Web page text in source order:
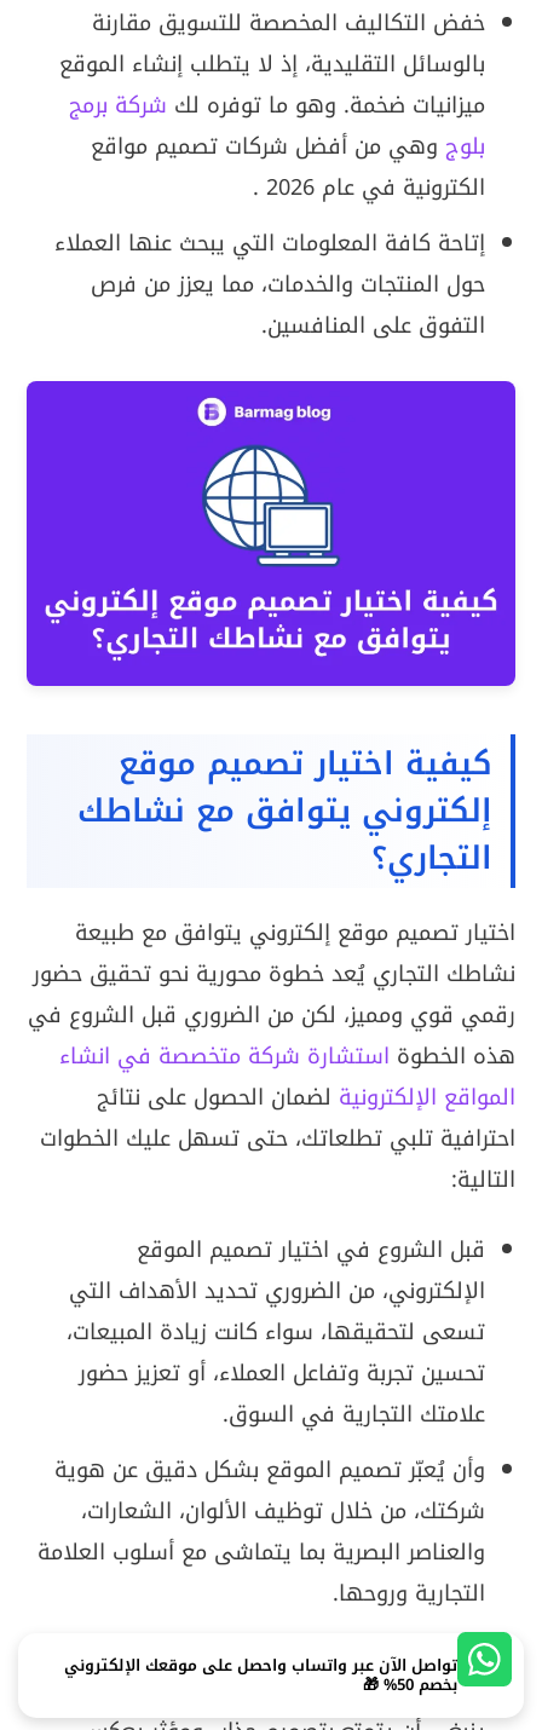
تواصل الآن عبر واتساب واحصل على موقعك الإلكتروني
بخصم 50% 🎁
خفض التكاليف المخصصة للتسويق مقارنة
بالوسائل التقليدية، إذ لا يتطلب إنشاء الموقع
ميزانيات ضخمة. وهو ما توفره لك شركة برمج
بلوج وهي من أفضل شركات تصميم مواقع
الكترونية في عام 2026 .
إتاحة كافة المعلومات التي يبحث عنها العملاء
حول المنتجات والخدمات، مما يعزز من فرص
التفوق على المنافسين.
كيفية اختيار تصميم موقع
إلكتروني يتوافق مع نشاطك
التجاري؟
اختيار تصميم موقع إلكتروني يتوافق مع طبيعة
نشاطك التجاري يُعد خطوة محورية نحو تحقيق حضور
رقمي قوي ومميز، لكن من الضروري قبل الشروع في
هذه الخطوة استشارة شركة متخصصة في انشاء
المواقع الإلكترونية لضمان الحصول على نتائج
احترافية تلبي تطلعاتك، حتى تسهل عليك الخطوات
التالية:
قبل الشروع في اختيار تصميم الموقع
الإلكتروني، من الضروري تحديد الأهداف التي
تسعى لتحقيقها، سواء كانت زيادة المبيعات،
تحسين تجربة وتفاعل العملاء، أو تعزيز حضور
علامتك التجارية في السوق.
وأن يُعبّر تصميم الموقع بشكل دقيق عن هوية
شركتك، من خلال توظيف الألوان، الشعارات،
والعناصر البصرية بما يتماشى مع أسلوب العلامة
التجارية وروحها.
تجدر الإشارة إلى أن الموقع الإلكتروني يُعد
الواجهة الرقمية لشركتك على الإنترنت، لذلك